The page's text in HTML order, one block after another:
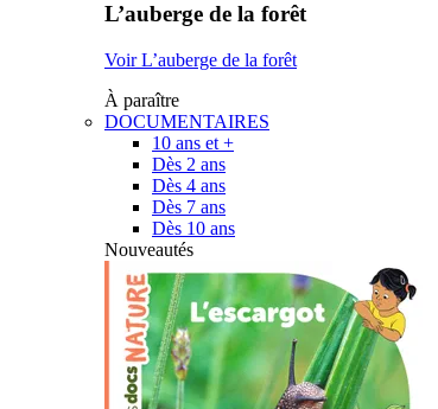
L’auberge de la forêt
Voir L’auberge de la forêt
À paraître
DOCUMENTAIRES
10 ans et +
Dès 2 ans
Dès 4 ans
Dès 7 ans
Dès 10 ans
Nouveautés